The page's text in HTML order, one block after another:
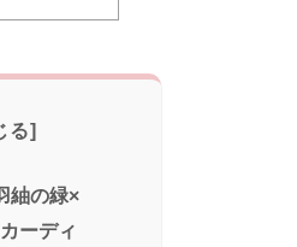
紬の緑×
ーディ